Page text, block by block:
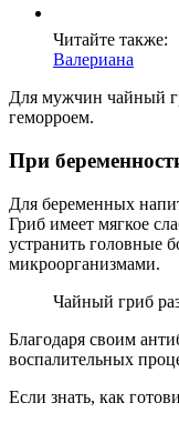
Читайте также:
Валериана
Для мужчин чайный
геморроем.
При
Для беременных
Гриб имеет мягкое
устранить головные
микроорганизмами.
Чайный гриб
Благодаря своим
воспалительных
Если знать, как